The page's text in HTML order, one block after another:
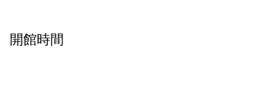
開館時間